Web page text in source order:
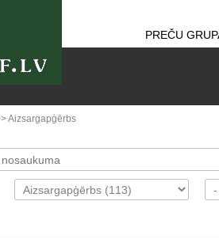
PREČU
Aizsargapģērbs